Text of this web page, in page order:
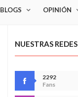
BLOGS OPINIÓN
NUESTRAS REDES
2292
Fans